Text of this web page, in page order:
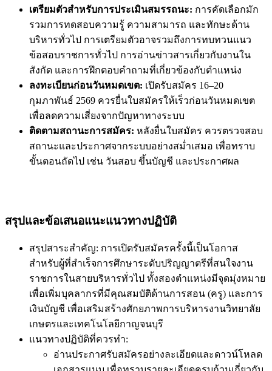
เตรียมตัวสำหรับการประเมินสมรรถนะ: การคัดเลือกมัก
รวมการทดสอบความรู้ ความสามารถ และทักษะด้าน
บริหารทั่วไป การเตรียมตัวอาจรวมถึงการทบทวนแนว
ข้อสอบราชการทั่วไป การอ่านข่าวสารเกี่ยวกับงานใน
สังกัด และการฝึกตอบคำถามที่เกี่ยวข้องกับตำแหน่ง
ลงทะเบียนก่อนวันหมดเขต: เปิดรับสมัคร 16–20
กุมภาพันธ์ 2569 ควรยื่นใบสมัครให้เร็วก่อนวันหมดเขต
เพื่อลดความเสี่ยงจากปัญหาทางระบบ
ติดตามสถานะการสมัคร: หลังยื่นใบสมัคร ควรตรวจสอบ
สถานะและประกาศจากระบบอย่างสม่ำเสมอ เพื่อทราบ
ขั้นตอนถัดไป เช่น วันสอบ ขึ้นบัญชี และประกาศผล
สรุปและข้อเสนอแนะแนวทางปฏิบัติ
สรุปสาระสำคัญ: การเปิดรับสมัครครั้งนี้เป็นโอกาส
สำหรับผู้ที่สำเร็จการศึกษาระดับปริญญาตรีที่สนใจงาน
ราชการในสายบริหารทั่วไป ทั้งสองตำแหน่งมีจุดมุ่งหมาย
เพื่อเพิ่มบุคลากรที่มีคุณสมบัติด้านการสอน (ครู) และการ
เงินบัญชี เพื่อเสริมสร้างศักยภาพการบริหารงานวิทยาลัย
เกษตรและเทคโนโลยีกาญจนบุรี
แนวทางปฏิบัติที่ควรทำ:
อ่านประกาศรับสมัครอย่างละเอียดและดาวน์โหลด